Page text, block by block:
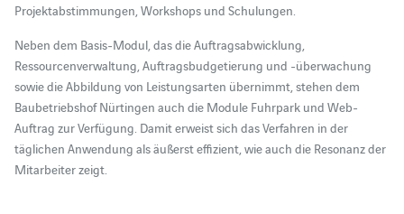
Projektabstimmungen, Workshops und Schulungen.
Neben dem Basis-Modul, das die Auftragsabwicklung,
Ressourcenverwaltung, Auftragsbudgetierung und -überwachung
sowie die Abbildung von Leistungsarten übernimmt, stehen dem
Baubetriebshof Nürtingen auch die Module Fuhrpark und Web-
Auftrag zur Verfügung. Damit erweist sich das Verfahren in der
täglichen Anwendung als äußerst effizient, wie auch die Resonanz der
Mitarbeiter zeigt.